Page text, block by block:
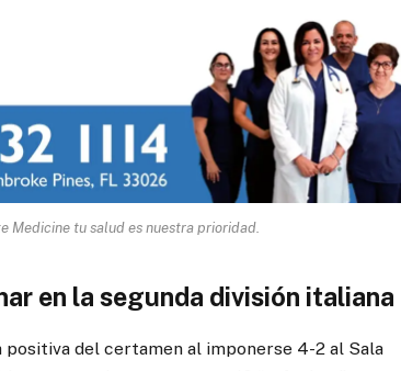
Medicine tu salud es nuestra prioridad.
en la segunda división italiana
del certamen al imponerse 4-2 al Sala